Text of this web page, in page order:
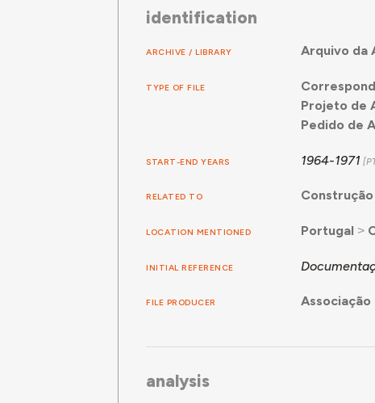
identification
ARCHIVE / LIBRARY Arquivo da
TYPE OF FILE
Projeto de
Pedido de
START-END YEARS 1964-1971
RELATED TO
LOCATION MENTIONED Portugal ˃
INITIAL REFERENCE
FILE PRODUCER Associação
analysis